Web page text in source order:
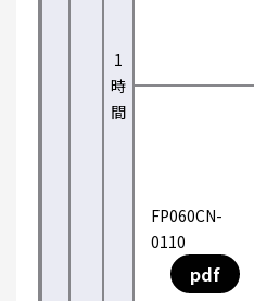
1
時
間
FP060CN-
0110
pdf